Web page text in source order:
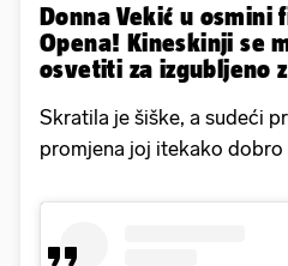
Donna Vekić u osmini
Opena! Kineskinji se
osvetiti za izgubljeno
Skratila je šiške, a sudeći
promjena joj itekako dobro